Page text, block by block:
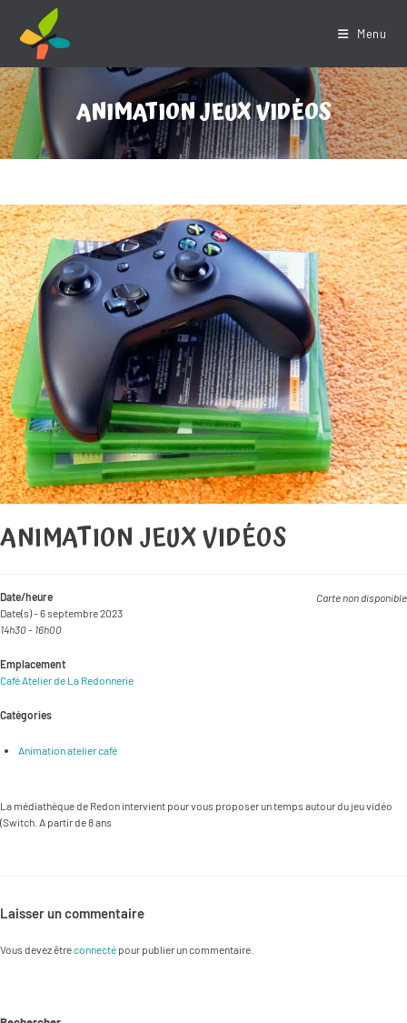
content
Menu
ANIMATION JEUX VIDÉOS
ANIMATION JEUX VIDÉOS
Carte non disponible
Date/heure
Date(s) - 6 septembre 2023
14h30 - 16h00
Emplacement
Café Atelier de La Redonnerie
Catégories
Animation atelier café
La médiathèque de Redon intervient pour vous proposer un temps autour du jeu vidéo
(Switch. A partir de 8 ans
Laisser un commentaire
Vous devez êtreconnecté pour publier un commentaire.